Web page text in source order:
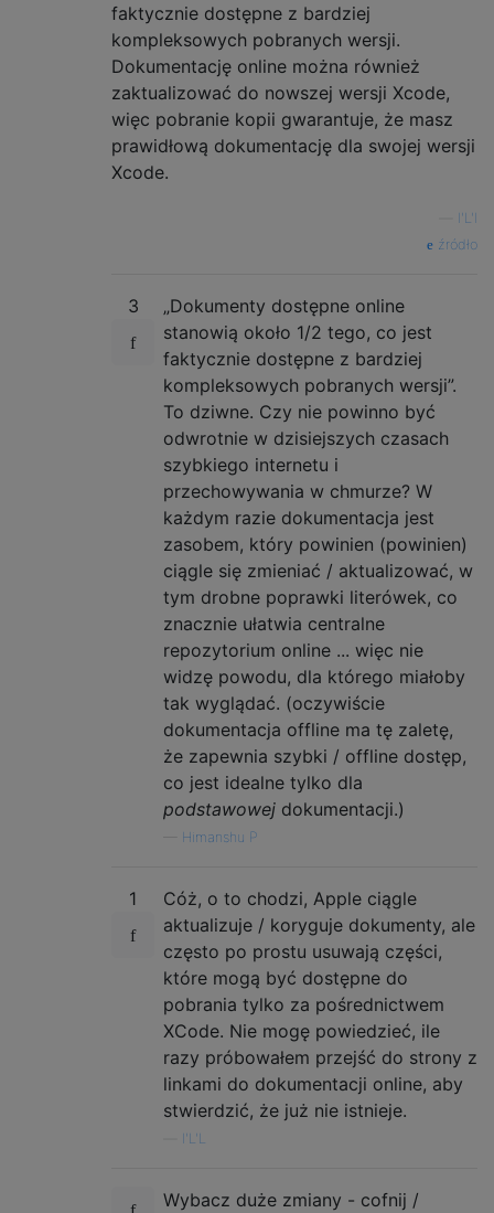
faktycznie dostępne z bardziej
kompleksowych pobranych wersji.
Dokumentację online można również
zaktualizować do nowszej wersji Xcode,
więc pobranie kopii gwarantuje, że masz
prawidłową dokumentację dla swojej wersji
Xcode.
l'L'l
źródło
3
„Dokumenty dostępne online
stanowią około 1/2 tego, co jest
faktycznie dostępne z bardziej
kompleksowych pobranych wersji”.
To dziwne. Czy nie powinno być
odwrotnie w dzisiejszych czasach
szybkiego internetu i
przechowywania w chmurze? W
każdym razie dokumentacja jest
zasobem, który powinien (powinien)
ciągle się zmieniać / aktualizować, w
tym drobne poprawki literówek, co
znacznie ułatwia centralne
repozytorium online ... więc nie
widzę powodu, dla którego miałoby
tak wyglądać. (oczywiście
dokumentacja offline ma tę zaletę,
że zapewnia szybki / offline dostęp,
co jest idealne tylko dla
podstawowej dokumentacji.)
Himanshu P
1
Cóż, o to chodzi, Apple ciągle
aktualizuje / koryguje dokumenty, ale
często po prostu usuwają części,
które mogą być dostępne do
pobrania tylko za pośrednictwem
XCode. Nie mogę powiedzieć, ile
razy próbowałem przejść do strony z
linkami do dokumentacji online, aby
stwierdzić, że już nie istnieje.
l'L'L
Wybacz duże zmiany - cofnij /